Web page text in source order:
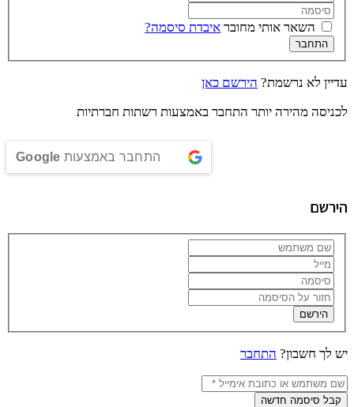
מחובר איבדת סיסמה?
הירשם כאן
יותר התחבר באמצעות רשתות חברתיות
התחבר באמצעותGoogle
התחבר